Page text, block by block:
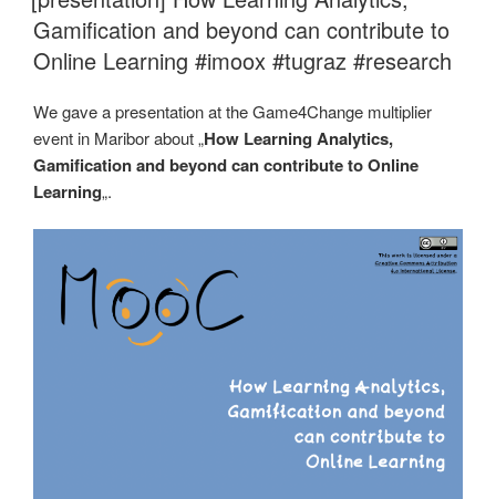
Gamification and beyond can contribute to
Online Learning #imoox #tugraz #research
We gave a presentation at the Game4Change multiplier
event in Maribor about „How Learning Analytics,
Gamification and beyond can contribute to Online
Learning„.